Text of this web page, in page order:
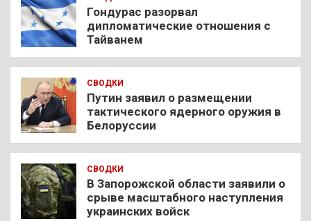
Гондурас разорвал
дипломатические отношения с
Тайванем
СВОДКИ
Путин заявил о размещении
тактического ядерного оружия в
Белоруссии
СВОДКИ
В Запорожской области заявили о
срыве масштабного наступления
украинских войск